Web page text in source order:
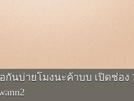
อกันบ่ายโมงนะค้าบบ เปิดช่อง